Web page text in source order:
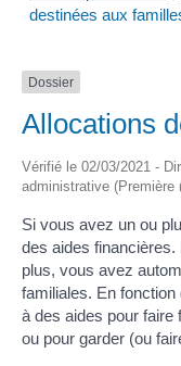
destinées aux
Dossier
Allocations
Vérifié le 02/03/2021 -
administrative (Première
Si vous avez un ou
des aides
plus, vous avez
familiales. En
à des aides pour faire
ou pour garder (ou